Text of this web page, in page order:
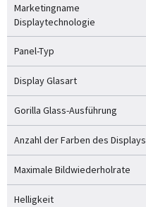
Marketingname
Displaytechnologie
Panel-Typ
Display Glasart
Gorilla Glass-Ausführung
Anzahl der Farben des Displays
Maximale Bildwiederholrate
Helligkeit